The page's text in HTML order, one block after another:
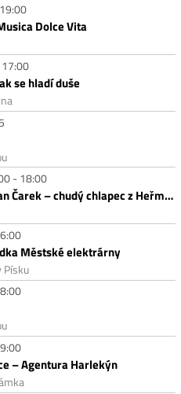
Dolce Vita
se hladí duše
- 18:00
Čtení mezi obrazy: Jan Čarek – chudý chlapec z Heřmaně
Městské elektrárny
Písku
– Agentura Harlekýn